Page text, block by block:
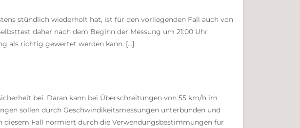
stündlich wiederholt hat, ist für den vorliegenden Fall auch von
daher nach dem Beginn der Messung um 21:00 Uhr
als richtig gewertet werden kann. [...]
bei. Daran kann bei Überschreitungen von 55 km/h im
sollen durch Geschwindikeitsmessungen unterbunden und
diesem Fall normiert durch die Verwendungsbestimmungen für